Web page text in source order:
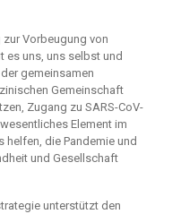
Vorbeugung von
es uns, uns selbst und
gemeinsamen
Gemeinschaft
Zugang zu SARS-CoV-
Element im
helfen, die Pandemie und
und Gesellschaft
unterstützt den